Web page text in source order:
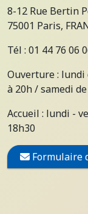
8-12 Rue Bertin
75001 Paris,
Tél : 01 44 76 06
Ouverture : lundi
à 20h / samedi
Accueil : lundi -
18h30
Formulaire